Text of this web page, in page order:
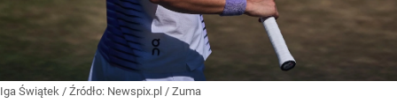
Iga Świątek / Źródło: Newspix.pl / Zuma